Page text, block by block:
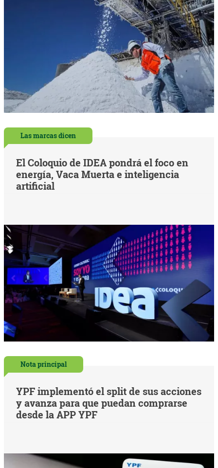
Las marcas dicen
El Coloquio de IDEA pondrá el foco en
energía, Vaca Muerta e inteligencia
artificial
Nota principal
YPF implementó el split de sus acciones
y avanza para que puedan comprarse
desde la APP YPF